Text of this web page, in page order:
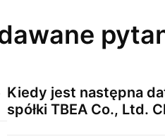
Kiedy jest następna
spółki TBEA Co., Ltd.